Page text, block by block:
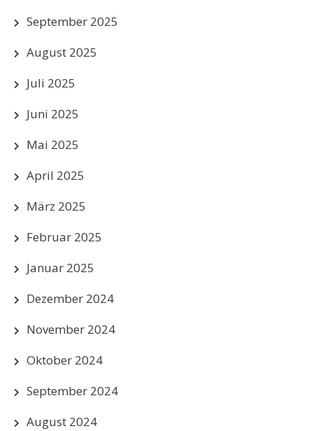
September 2025
August 2025
Juli 2025
Juni 2025
Mai 2025
April 2025
März 2025
Februar 2025
Januar 2025
Dezember 2024
November 2024
Oktober 2024
September 2024
August 2024